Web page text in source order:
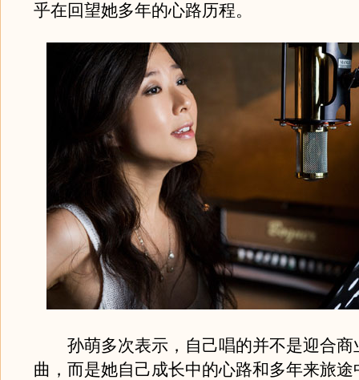
乎在回望她多年的心路历程。
孙萌多次表示，自己唱的并不是迎合商
曲，而是她自己成长中的心路和多年来旅途